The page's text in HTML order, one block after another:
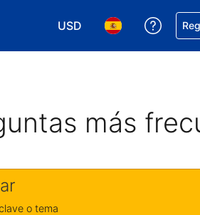
USD
Elegir tu moneda. Tu
Elegir el idioma
más
o tema